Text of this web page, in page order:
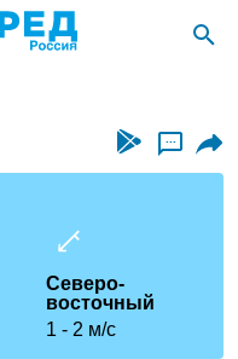
...
Северо-
восточный
1
2 м/с